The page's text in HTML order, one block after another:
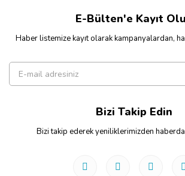
E-Bülten'e Kayıt
Haber listemize kayıt olarak kampanyalardan,
Bizi Takip Edin
Bizi takip ederek yeniliklerimizden